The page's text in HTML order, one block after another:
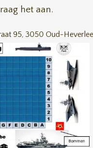
het aan.
95, 3050 Oud-Heverlee